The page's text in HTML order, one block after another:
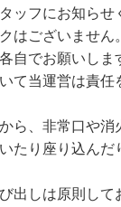
ッフにお知らせ
はございません。
自でお願いしま
て当運営は責任
ら、非常口や消
たり座り込んだ
出しは原則して